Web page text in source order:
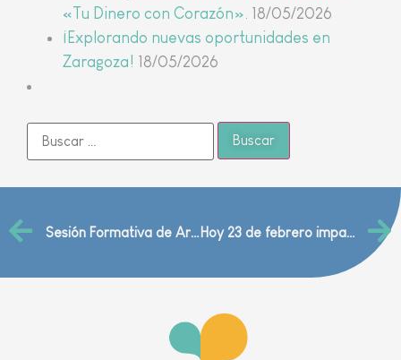
«Tu Dinero con Corazón». 18/05/2026
¡Explorando nuevas oportunidades en
Zaragoza! 18/05/2026
Sesión Formativa de Arbada en el CFP Valle de Tena Hoy 23 de febrero impartimos el Taller sobre «Consumo saludable y autoestima» en CPEE Arboleda, Teruel